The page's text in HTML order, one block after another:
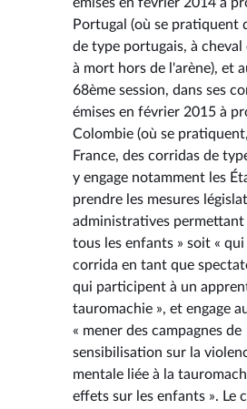
Portugal (où se pratiquent
de type portugais, à cheval
à mort hors de l'arène), et
68ème session, dans ses
émises en février 2015 à
Colombie (où se
France, des corridas de
y engage notamment les
prendre les mesures
administratives
tous les enfants » soit « qui
corrida en tant que
qui participent à un
tauromachie », et engage
« mener des campagnes de
sensibilisation sur la
mentale liée à la
effets sur les enfants ». Le